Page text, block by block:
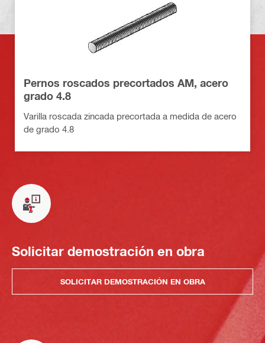
Pernos roscados precortados AM, acero
grado 4.8
Varilla roscada zincada precortada a medida de acero
de grado 4.8
Solicitar demostración en obra
SOLICITAR DEMOSTRACIÓN EN OBRA